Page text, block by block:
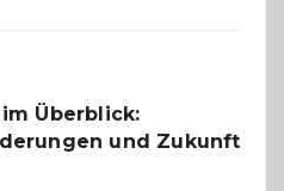
Überblick:
und Zukunft